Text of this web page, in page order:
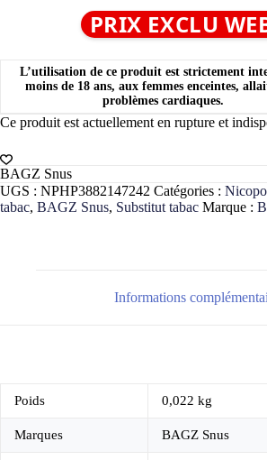
PRIX EXCLU
L’utilisation de ce produit est strictement
moins de 18 ans, aux femmes enceintes,
problèmes cardiaques.
Ce produit est actuellement en rupture et
BAGZ Snus
UGS : NPHP3882147242 Catégories :
tabac, BAGZ Snus, Substitut tabac Marque :
Informations
Poids 0,022 kg
Marques BAGZ Snus